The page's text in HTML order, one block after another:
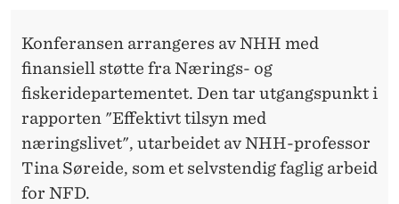
Konferansen arrangeres av NHH med
finansiell støtte fra Nærings- og
fiskeridepartementet. Den tar utgangspunkt i
rapporten "Effektivt tilsyn med
næringslivet", utarbeidet av NHH-professor
Tina Søreide, som et selvstendig faglig arbeid
for NFD.